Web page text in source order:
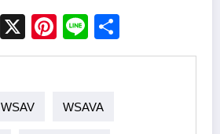
Facebook
X Pinterest
Line
WSAV WSAVA